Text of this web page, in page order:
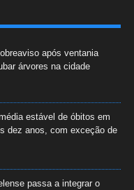
após ventania
árvores na cidade
estável de óbitos em
dez anos, com exceção de
passa a integrar o